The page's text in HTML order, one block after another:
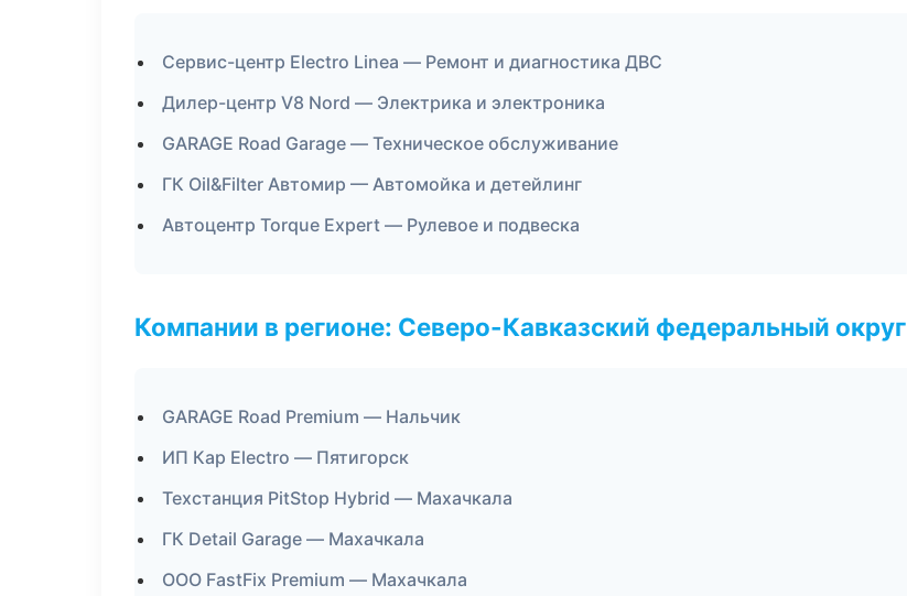
Сервис-центр Electro Linea — Ремонт и диагностика ДВС
Дилер-центр V8 Nord — Электрика и электроника
GARAGE Road Garage — Техническое обслуживание
ГК Oil&Filter Автомир — Автомойка и детейлинг
Автоцентр Torque Expert — Рулевое и подвеска
Компании в регионе: Северо-Кавказский федеральный округ
GARAGE Road Premium — Нальчик
ИП Кар Electro — Пятигорск
Техстанция PitStop Hybrid — Махачкала
ГК Detail Garage — Махачкала
ООО FastFix Premium — Махачкала